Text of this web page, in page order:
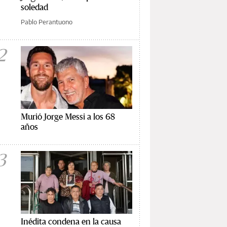
soledad
Pablo Perantuono
Murió Jorge Messi a los 68
años
Inédita condena en la causa